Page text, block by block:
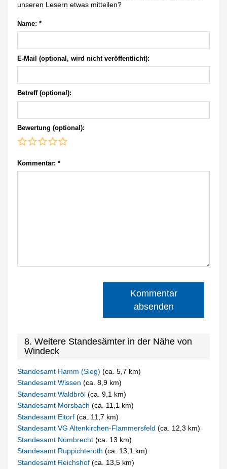
unseren Lesern etwas mitteilen?
Name: *
E-Mail (optional, wird nicht veröffentlicht):
Betreff (optional):
Bewertung (optional):
Kommentar: *
Kommentar
absenden
8. Weitere Standesämter in der Nähe von
Windeck
Standesamt Hamm (Sieg)(ca. 5,7 km)
Standesamt Wissen(ca. 8,9 km)
Standesamt Waldbröl(ca. 9,1 km)
Standesamt Morsbach(ca. 11,1 km)
Standesamt Eitorf(ca. 11,7 km)
Standesamt VG Altenkirchen-Flammersfeld(ca. 12,3 km)
Standesamt Nümbrecht(ca. 13 km)
Standesamt Ruppichteroth(ca. 13,1 km)
Standesamt Reichshof(ca. 13,5 km)